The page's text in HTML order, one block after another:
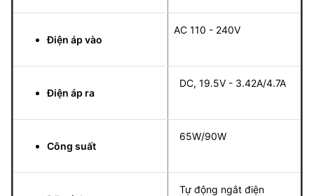
Điện áp vào
AC 110 - 240V
Điện áp ra
DC, 19.5V - 3.42A/4.7A
Công suất
65W/90W
Tự động ngắt điện